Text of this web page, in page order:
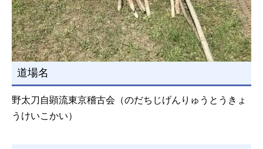
道場名
野太刀自顕流東京稽古会（のだちじげんりゅうとうきょ
うけいこかい）